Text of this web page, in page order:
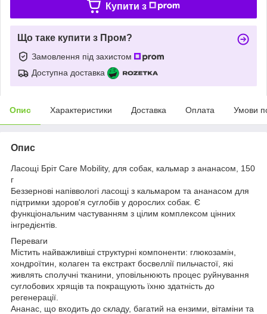
Купити з
Що таке купити з Пром?
Замовлення під захистом
Доступна доставка
Опис Характеристики Доставка Оплата Умови
Опис
Ласощі Бріт Care Mobility, для собак, кальмар з ананасом, 150
г
Беззернові напіввологі ласощі з кальмаром та ананасом для
підтримки здоров'я суглобів у дорослих собак. Є
функціональним частуванням з цілим комплексом цінних
інгредієнтів.
Переваги
Містить найважливіші структурні компоненти: глюкозамін,
хондроїтин, колаген та екстракт босвеллії пильчастої, які
живлять сполучні тканини, уповільнюють процес руйнування
суглобових хрящів та покращують їхню здатність до
регенерації.
Ананас, що входить до складу, багатий на ензими, вітаміни та